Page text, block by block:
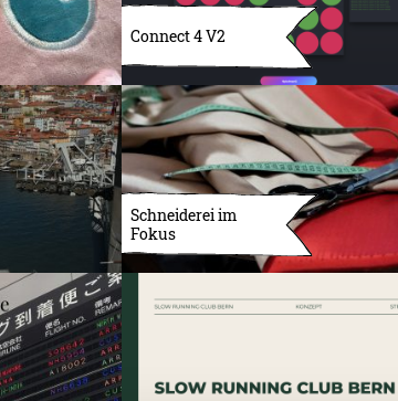
Connect 4 V2
Schneiderei im
Fokus